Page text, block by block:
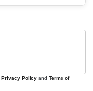
Privacy Policy and Terms of